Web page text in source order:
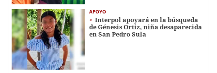
APOYO
Interpol apoyará en la búsqueda
de Génesis Ortiz, niña desaparecida
en San Pedro Sula